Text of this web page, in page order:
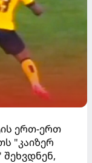
ერთ-ერთ
"კაიზერ